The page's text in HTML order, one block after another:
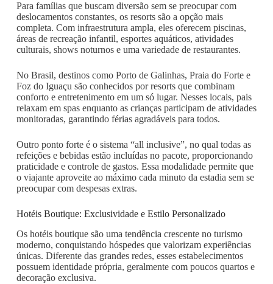
Para famílias que buscam diversão sem se preocupar com
deslocamentos constantes, os resorts são a opção mais
completa. Com infraestrutura ampla, eles oferecem piscinas,
áreas de recreação infantil, esportes aquáticos, atividades
culturais, shows noturnos e uma variedade de restaurantes.
No Brasil, destinos como Porto de Galinhas, Praia do Forte e
Foz do Iguaçu são conhecidos por resorts que combinam
conforto e entretenimento em um só lugar. Nesses locais, pais
relaxam em spas enquanto as crianças participam de atividades
monitoradas, garantindo férias agradáveis para todos.
Outro ponto forte é o sistema “all inclusive”, no qual todas as
refeições e bebidas estão incluídas no pacote, proporcionando
praticidade e controle de gastos. Essa modalidade permite que
o viajante aproveite ao máximo cada minuto da estadia sem se
preocupar com despesas extras.
Hotéis Boutique: Exclusividade e Estilo Personalizado
Os hotéis boutique são uma tendência crescente no turismo
moderno, conquistando hóspedes que valorizam experiências
únicas. Diferente das grandes redes, esses estabelecimentos
possuem identidade própria, geralmente com poucos quartos e
decoração exclusiva.